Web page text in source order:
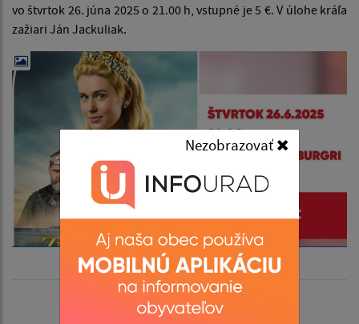
Nezobrazovať
vo štvrtok 26. júna 2025 o 21.00 h, vstupné je 5 €. V úlohe kráľa
zažiari Ján Jackuliak.